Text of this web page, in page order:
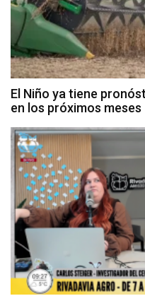
El Niño ya tiene
en los próximos meses